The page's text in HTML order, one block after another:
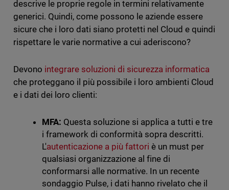
descrive le proprie regole in termini relativamente
generici. Quindi, come possono le aziende essere
sicure che i loro dati siano protetti nel Cloud e quindi
rispettare le varie normative a cui aderiscono?
Devono integrare soluzioni di sicurezza informatica
che proteggano il più possibile i loro ambienti Cloud
e i dati dei loro clienti:
MFA: Questa soluzione si applica a tutti e tre
i framework di conformità sopra descritti.
L'autenticazione a più fattoriè un must per
qualsiasi organizzazione al fine di
conformarsi alle normative. In un recente
sondaggio Pulse, i dati hanno rivelato che il